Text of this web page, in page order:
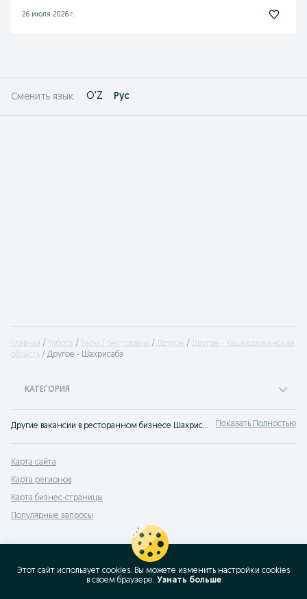
26 июля 2026 г.
Сменить язык: O'Z Рус
Главная Работа Бары / рестораны Другое
Другое - Кашкадарьинская
область
Другое - Шахрисабз
КАТЕГОРИЯ
Другие вакансии в ресторанном бизнесе Шахрисабз ✔️ Множество предложений ✔️ Постоянная и сезонная работа ⭐ Лучшие работодатели ⮞⮞ OLX.uz! Показать Полностью
Карта сайта
Карта регионов
Карта бизнес-страницы
Популярные запросы
Этот сайт использует cookies. Вы можете изменить настройки cookies
в своeм браузере. Узнать больше